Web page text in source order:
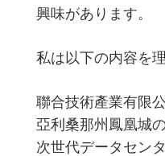
興味があります。
私は以下の内容を
聯合技術產業有限公
亞利桑那州鳳凰城
次世代データセン